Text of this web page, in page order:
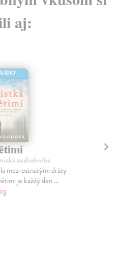
aj:
audiokniha
mezi ostnatými dráty
je každý den ...